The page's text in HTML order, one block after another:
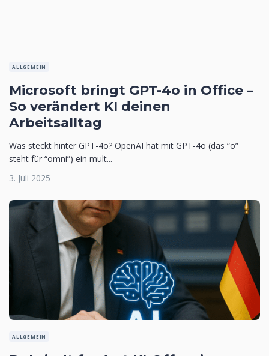
ALLGEMEIN
Microsoft bringt GPT-4o in Office –
So verändert KI deinen
Arbeitsalltag
Was steckt hinter GPT-4o? OpenAI hat mit GPT-4o (das “o”
steht für “omni”) ein mult...
3. Juli 2025
ALLGEMEIN